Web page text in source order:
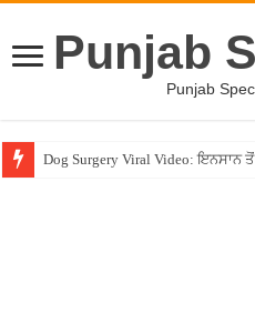
Punjab
Punjab
Dog Surgery Viral Video: ਇਨਸਾਨ